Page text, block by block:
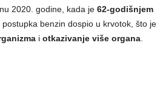
2020. godine, kada je 62-godišnjem
benzin dospio u krvotok, što je
i otkazivanje više organa